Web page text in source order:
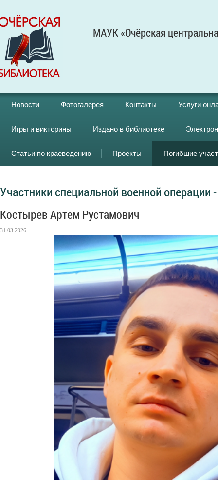
МАУК «Очёрская
Новости Фотогалерея Контакты Услуги
Игры и викторины Издано в библиотеке
Статьи по краеведению Проекты Погибшие
Участники специальной военной операции
Костырев Артем Рустамович
31.03.2026